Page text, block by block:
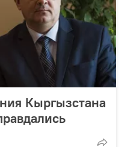
Кыргызстана